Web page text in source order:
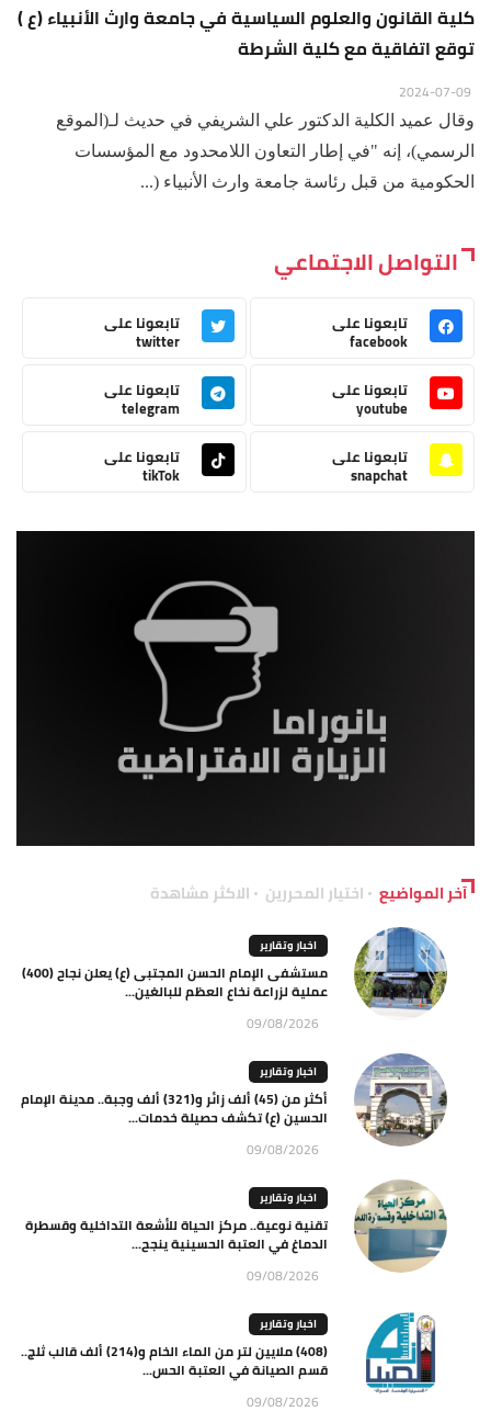
كلية القانون والعلوم السياسية في جامعة وارث الأنبياء (ع )
توقع اتفاقية مع كلية الشرطة
وقال عميد الكلية الدكتور علي الشريفي في حديث لـ(الموقع
الرسمي)، إنه "في إطار التعاون اللامحدود مع المؤسسات
الحكومية من قبل رئاسة جامعة وارث الأنبياء (...
التواصل الاجتماعي
تابعونا على
facebook
تابعونا على
twitter
تابعونا على
youtube
تابعونا على
telegram
تابعونا على
snapchat
تابعونا على
tikTok
آخر المواضيع اختيار المحررين الاكثر مشاهدة
اخبار وتقارير
مستشفى الإمام الحسن المجتبى (ع) يعلن نجاح (400)
عملية لزراعة نخاع العظم للبالغين...
09/08/2026
اخبار وتقارير
أكثر من (45) ألف زائر و(321) ألف وجبة.. مدينة الإمام
الحسين (ع) تكشف حصيلة خدمات...
09/08/2026
اخبار وتقارير
تقنية نوعية.. مركز الحياة للأشعة التداخلية وقسطرة
الدماغ في العتبة الحسينية ينجح...
09/08/2026
اخبار وتقارير
(408) ملايين لتر من الماء الخام و(214) ألف قالب ثلج..
قسم الصيانة في العتبة الحس...
09/08/2026